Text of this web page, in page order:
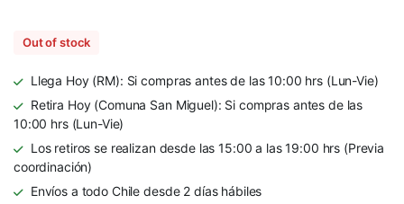
Out of stock
Llega Hoy (RM): Si compras antes de las 10:00 hrs (Lun-Vie)
Retira Hoy (Comuna San Miguel): Si compras antes de las
10:00 hrs (Lun-Vie)
Los retiros se realizan desde las 15:00 a las 19:00 hrs (Previa
coordinación)
Envíos a todo Chile desde 2 días hábiles